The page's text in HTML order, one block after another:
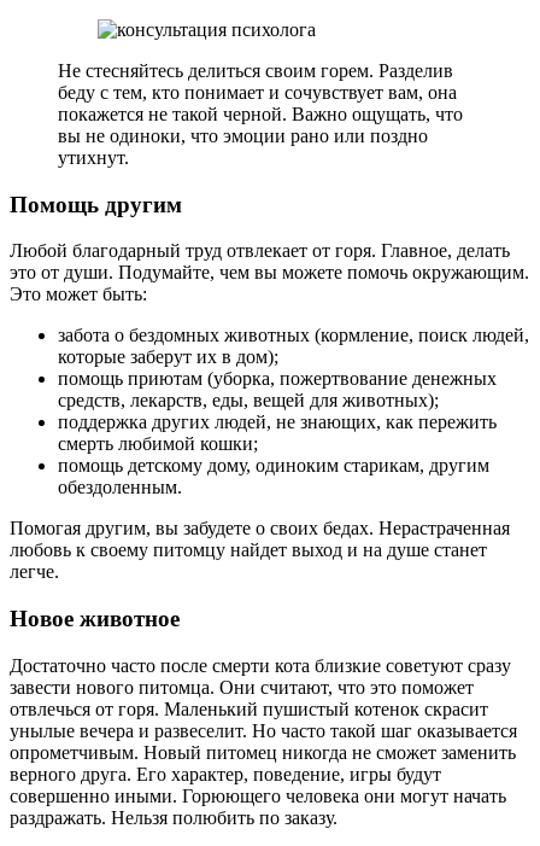
Не стесняйтесь делиться своим горем. Разделив
беду с тем, кто понимает и сочувствует вам, она
покажется не такой черной. Важно ощущать, что
вы не одиноки, что эмоции рано или поздно
утихнут.
Помощь другим
Любой благодарный труд отвлекает от горя. Главное, делать
это от души. Подумайте, чем вы можете помочь окружающим.
Это может быть:
забота о бездомных животных (кормление, поиск людей,
которые заберут их в дом);
помощь приютам (уборка, пожертвование денежных
средств, лекарств, еды, вещей для животных);
поддержка других людей, не знающих, как пережить
смерть любимой кошки;
помощь детскому дому, одиноким старикам, другим
обездоленным.
Помогая другим, вы забудете о своих бедах. Нерастраченная
любовь к своему питомцу найдет выход и на душе станет
легче.
Новое животное
Достаточно часто после смерти кота близкие советуют сразу
завести нового питомца. Они считают, что это поможет
отвлечься от горя. Маленький пушистый котенок скрасит
унылые вечера и развеселит. Но часто такой шаг оказывается
опрометчивым. Новый питомец никогда не сможет заменить
верного друга. Его характер, поведение, игры будут
совершенно иными. Горюющего человека они могут начать
раздражать. Нельзя полюбить по заказу.